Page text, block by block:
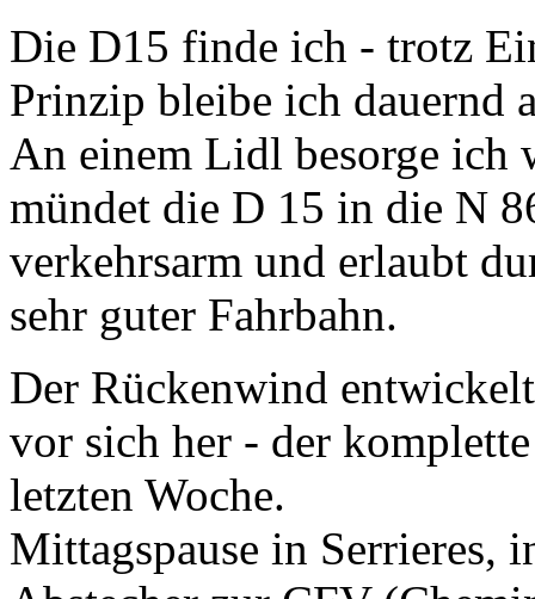
Die D15 finde ich - trotz
Prinzip bleibe ich dauernd
An einem Lidl besorge ich
mündet die D 15 in die N
verkehrsarm und erlaubt
sehr guter Fahrbahn.
Der Rückenwind
vor sich her - der
letzten Woche.
Mittagspause in Serrieres,